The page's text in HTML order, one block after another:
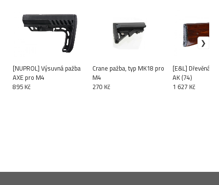
[NUPROL] Výsuvná pažba
AXE pro M4
895 Kč
Crane pažba, typ MK18 pro
M4
270 Kč
[E&L] Dřevěná
AK (74)
1 627 Kč